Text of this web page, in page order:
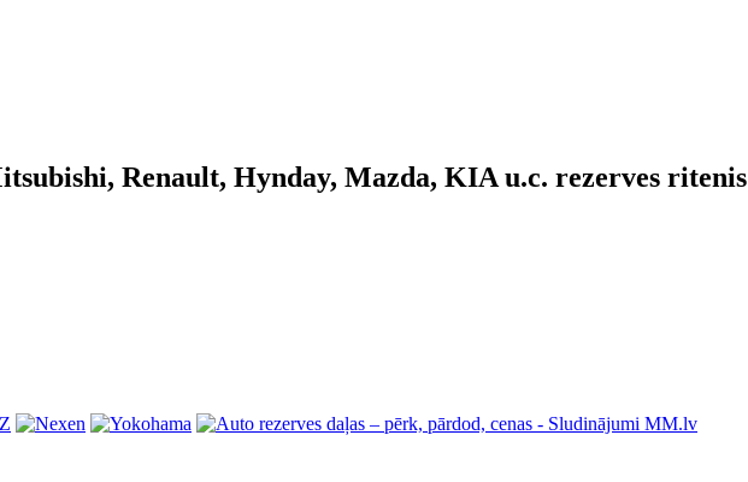
Renault, Hynday, Mazda, KIA u.c. rezerves ritenis